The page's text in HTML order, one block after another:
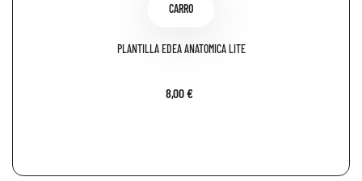
CARRO
PLANTILLA EDEA ANATÓMICA LITE
8,00 €